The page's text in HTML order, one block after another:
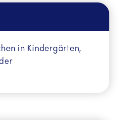
in Kindergärten,